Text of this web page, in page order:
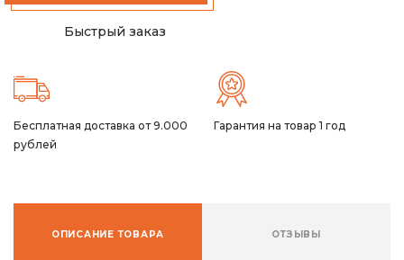
Быстрый заказ
Бесплатная доставка от 9.000
рублей
Гарантия на товар 1 год
ОПИСАНИЕ ТОВАРА ОТЗЫВЫ